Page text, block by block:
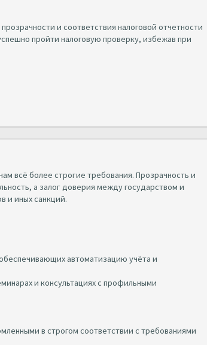
и соответствия налоговой отчетности
пройти налоговую проверку, избежав при
всё более строгие требования. Прозрачность и
а залог доверия между государством и
и иных санкций.
автоматизацию учёта и
и консультациях с профильными
в строгом соответствии с требованиями